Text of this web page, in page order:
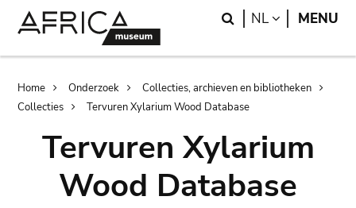
Search
NL LANGUAGE
MENU
Breadcrumb
Home Onderzoek
Collecties, archieven en bibliotheken
Collecties
Tervuren Xylarium Wood Database
Tervuren Xylarium
Wood Database